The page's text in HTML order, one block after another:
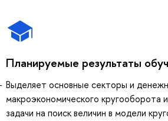
Планируемые результаты
Выделяет основные секторы и
макроэкономического кругооборота
задачи на поиск величин в модели